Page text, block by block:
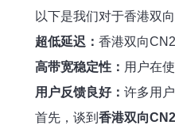
以下是我们对于香港双
超低延迟： 香港双向
高带宽稳定性： 用户在
用户反馈良好： 许多用
首先，谈到 香港双向